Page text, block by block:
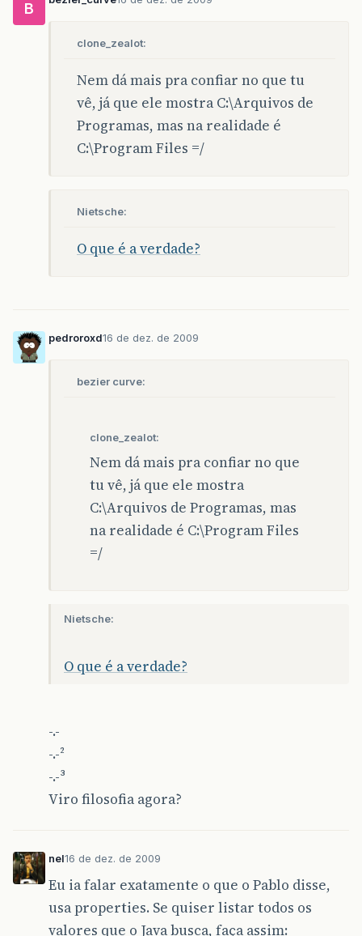
B
clone_zealot:
Nem dá mais pra confiar no que tu
vê, já que ele mostra C:\Arquivos de
Programas, mas na realidade é
C:\Program Files =/
Nietsche:
O que é a verdade?
pedroroxd16 de dez. de 2009
bezier curve:
clone_zealot:
Nem dá mais pra confiar no que
tu vê, já que ele mostra
C:\Arquivos de Programas, mas
na realidade é C:\Program Files
=/
Nietsche:
O que é a verdade?
-.-
-.-²
-.-³
Viro filosofia agora?
nel16 de dez. de 2009
Eu ia falar exatamente o que o Pablo disse,
usa properties. Se quiser listar todos os
valores que o Java busca, faça assim: